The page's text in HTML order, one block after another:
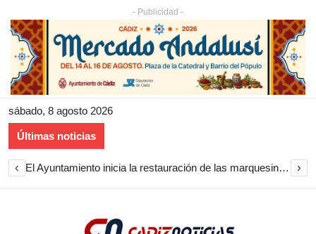
- Publicidad -
sábado, 8 agosto 2026
Últimas noticias
‹ El Ayuntamiento inicia la restauración de las marquesinas de Plaza Esteve para volver a instalarlas en el centro de Jerez ›